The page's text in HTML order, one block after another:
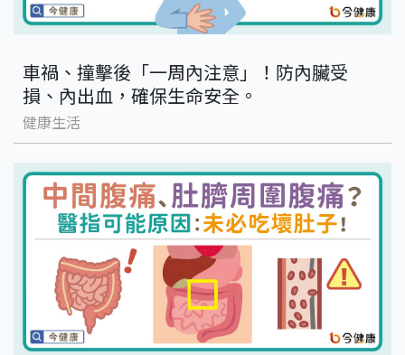
車禍、撞擊後「一周內注意」！防內臟受
損、內出血，確保生命安全。
健康生活